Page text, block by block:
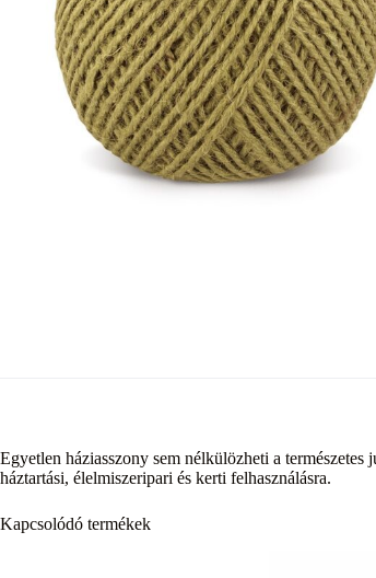
Egyetlen háziasszony sem nélkülözheti a
háztartási, élelmiszeripari és kerti felhasználásra.
Kapcsolódó termékek